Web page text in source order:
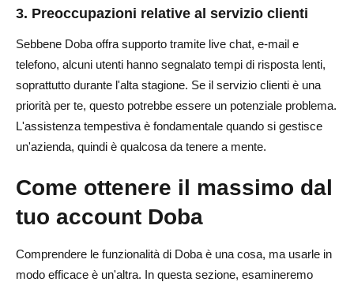
3. Preoccupazioni relative al servizio clienti
Sebbene Doba offra supporto tramite live chat, e-mail e
telefono, alcuni utenti hanno segnalato tempi di risposta lenti,
soprattutto durante l'alta stagione. Se il servizio clienti è una
priorità per te, questo potrebbe essere un potenziale problema.
L'assistenza tempestiva è fondamentale quando si gestisce
un'azienda, quindi è qualcosa da tenere a mente.
Come ottenere il massimo dal
tuo account Doba
Comprendere le funzionalità di Doba è una cosa, ma usarle in
modo efficace è un'altra. In questa sezione, esamineremo